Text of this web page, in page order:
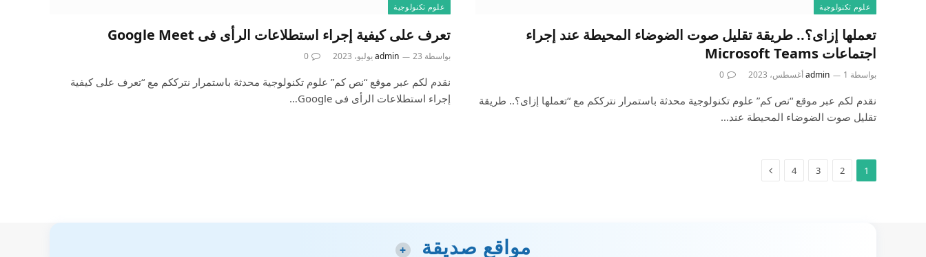
علوم تكنولوجية
تعملها إزاى؟.. طريقة تقليل صوت الضوضاء المحيطة عند إجراء
اجتماعات Microsoft Teams
بواسطة admin 1 أغسطس، 2023 0
نقدم لكم عبر موقع “نص كم” علوم تكنولوجية محدثة باستمرار نترككم مع “تعملها إزاى؟.. طريقة
تقليل صوت الضوضاء المحيطة عند…
علوم تكنولوجية
تعرف على كيفية إجراء استطلاعات الرأى فى Google Meet
بواسطة admin 23 يوليو، 2023 0
نقدم لكم عبر موقع “نص كم” علوم تكنولوجية محدثة باستمرار نترككم مع “تعرف على كيفية
إجراء استطلاعات الرأى فى Google…
1
2
3
4
مواقع صديقة +